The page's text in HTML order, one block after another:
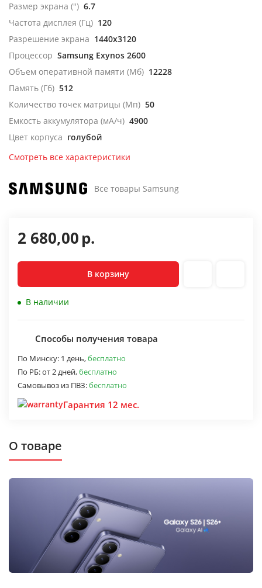
Размер экрана (") 6.7
Частота дисплея (Гц) 120
Разрешение экрана 1440x3120
Процессор Samsung Exynos 2600
Объем оперативной памяти (Мб) 12228
Память (Гб) 512
Количество точек матрицы (Мп) 50
Емкость аккумулятора (мА/ч) 4900
Цвет корпуса голубой
Смотреть все характеристики
Все товары Samsung
2 680,00р.
В корзину
В наличии
Способы получения товара
По Минску: 1 день,бесплатно
По РБ:от 2 дней,бесплатно
Самовывоз из ПВЗ:бесплатно
Гарантия 12 мес.
О товаре